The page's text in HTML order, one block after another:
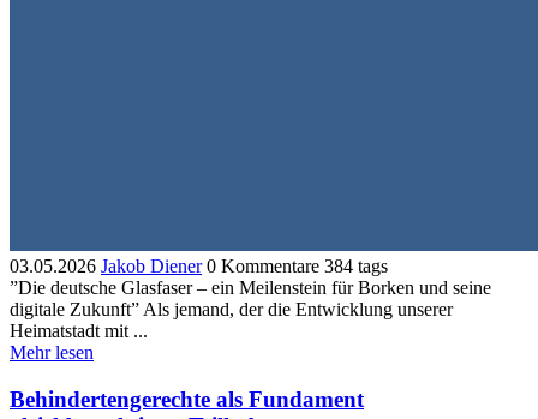
03.05.2026 Jakob Diener 0 Kommentare 384 tags
”Die deutsche Glasfaser – ein Meilenstein für Borken und seine
digitale Zukunft” Als jemand, der die Entwicklung unserer
Heimatstadt mit ...
Mehr lesen
Behindertengerechte als Fundament